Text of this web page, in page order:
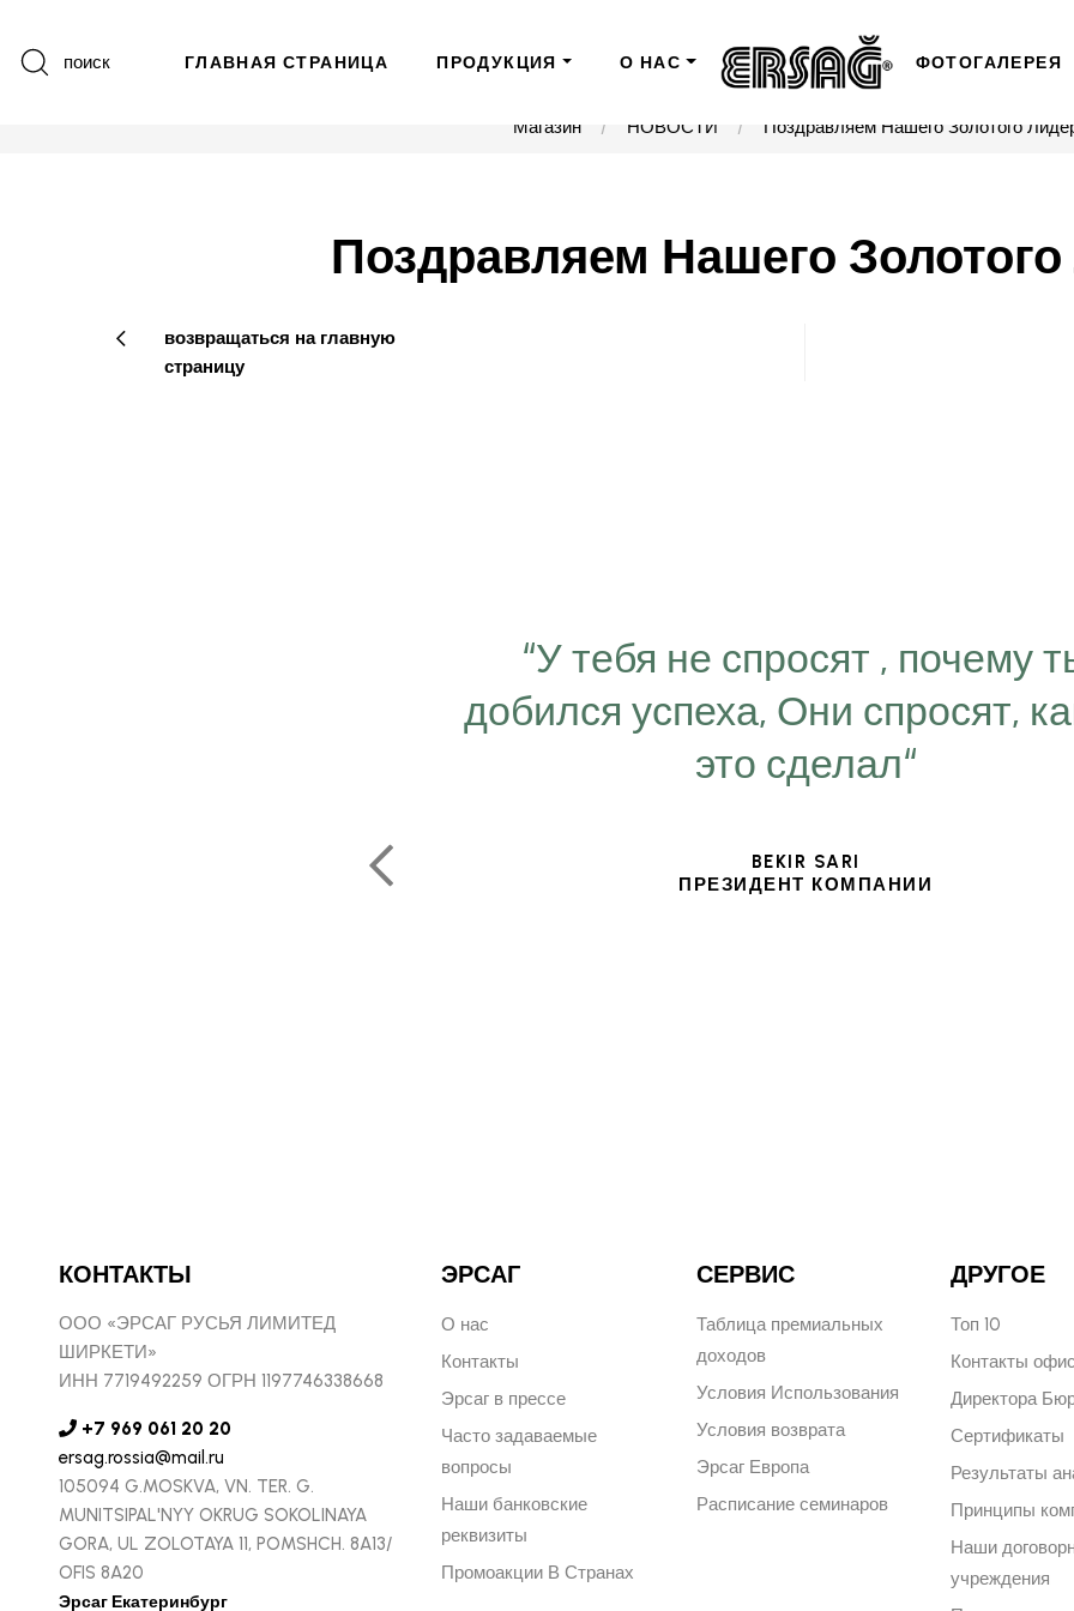
поиск ГЛАВНАЯ СТРАНИЦА ПРОДУКЦИЯ О НАС ФОТОГАЛЕРЕЯ
Магазин НОВОСТИ Поздравляем Нашего Золотого
Поздравляем Нашего Золотого
возвращаться на главную
страницу
“У тебя не спросят , почему
добился успеха, Они спросят,
это сделал“
BEKIR SARI
ПРЕЗИДЕНТ КОМПАНИИ
КОНТАКТЫ
ООО «ЭРСАГ РУСЬЯ ЛИМИТЕД
ШИРКЕТИ»
ИНН 7719492259 ОГРН 1197746338668
+7 969 061 20 20
ersag.rossia@mail.ru
105094 G.MOSKVA, VN. TER. G.
MUNITSIPAL'NYY OKRUG SOKOLINAYA
GORA, UL ZOLOTAYA 11, POMSHCH. 8A13/
OFIS 8A20
Эрсаг Екатеринбург
ЭРСАГ
О нас
Контакты
Эрсаг в прессе
Часто задаваемые
вопросы
Наши банковские
реквизиты
Промоакции В Странах
СЕРВИС
Таблица премиальных
доходов
Условия Использования
Условия возврата
Эрсаг Европа
Расписание семинаров
ДРУГОЕ
Топ 10
Контакты
Директора
Сертификаты
Результаты
Принципы
Наши
учреждения